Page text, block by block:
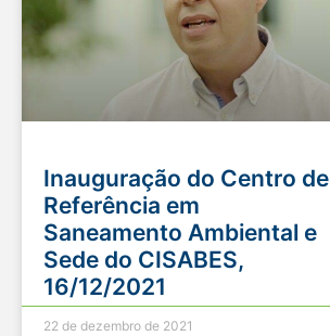
Inauguração do Centro de
Referência em
Saneamento Ambiental e
Sede do CISABES,
16/12/2021
22 de dezembro de 2021